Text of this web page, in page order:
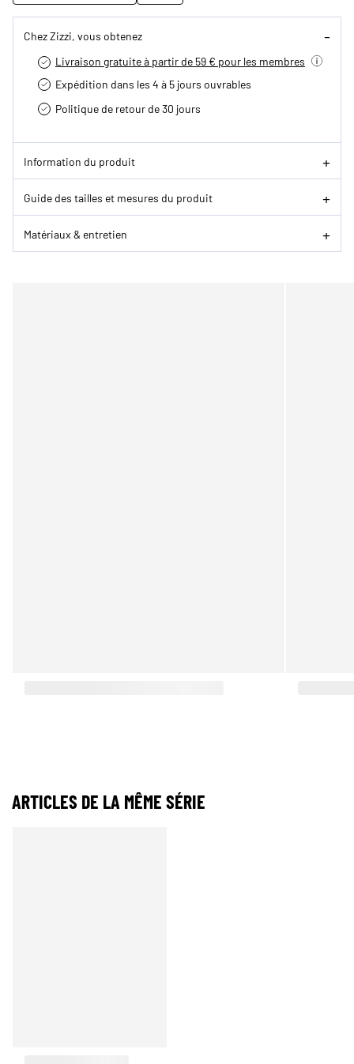
Chez Zizzi, vous obtenez
Livraison gratuite à partir de 59 € pour les membres
Expédition dans les 4 à 5 jours ouvrables
Politique de retour de 30 jours
Information du produit
Guide des tailles et mesures du produit
Matériaux & entretien
ARTICLES DE LA MÊME SÉRIE